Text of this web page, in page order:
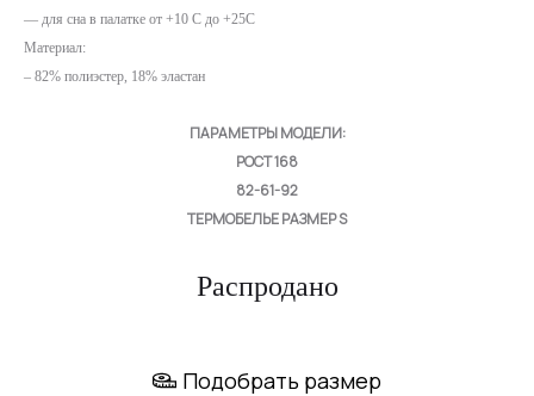
— для сна в палатке от +10 С до +25C
Материал:
– 82% полиэстер, 18% эластан
ПАРАМЕТРЫ МОДЕЛИ:
РОСТ 168
82-61-92
ТЕРМОБЕЛЬЕ РАЗМЕР S
Распродано
Подобрать размер